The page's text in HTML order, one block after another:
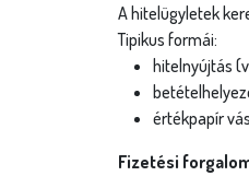
A hitelügyletek
Tipikus formái:
hitelnyújtás
értékpapír
Fizetési